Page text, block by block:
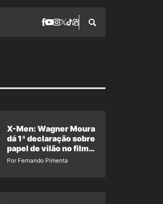
X-Men: Wagner Moura
dá 1ª declaração sobre
papel de vilão no filme
da Marvel
Por Fernando Pimenta